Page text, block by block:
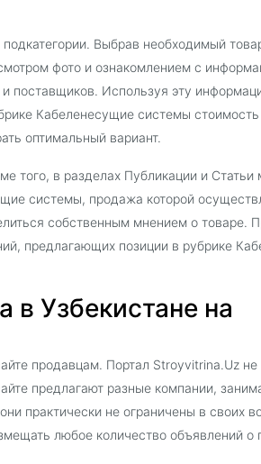
Выбрав необходимый
фото и ознакомлением с
поставщиков. Используя эту
Кабеленесущие системы
оптимальный вариант.
того, в разделах Публикации и Статьи
системы, продажа которой
собственным мнением о товаре.
предлагающих позиции в рубрике
Узбекистане на
продавцам. Портал Stroyvitrina.Uz не
предлагают разные компании,
практически не ограничены в своих
любое количество объявлений о